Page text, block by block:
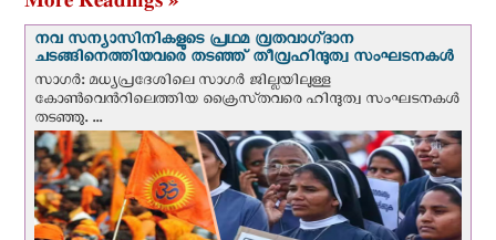
നവ സന്യാസിനികളുടെ പ്രഥമ വ്രതവാഗ്‌ദാന
ചടങ്ങിനെത്തിയവരെ തടഞ്ഞ് തീവ്രഹിന്ദുത്വ സംഘടനകള്‍
സാഗർ: മധ്യപ്രദേശിലെ സാഗർ ജില്ലയിലുള്ള
കോൺവെന്‍റിലെത്തിയ ക്രൈസ്‌തവരെ ഹിന്ദുത്വ സംഘടനകൾ
തടഞ്ഞു. ...